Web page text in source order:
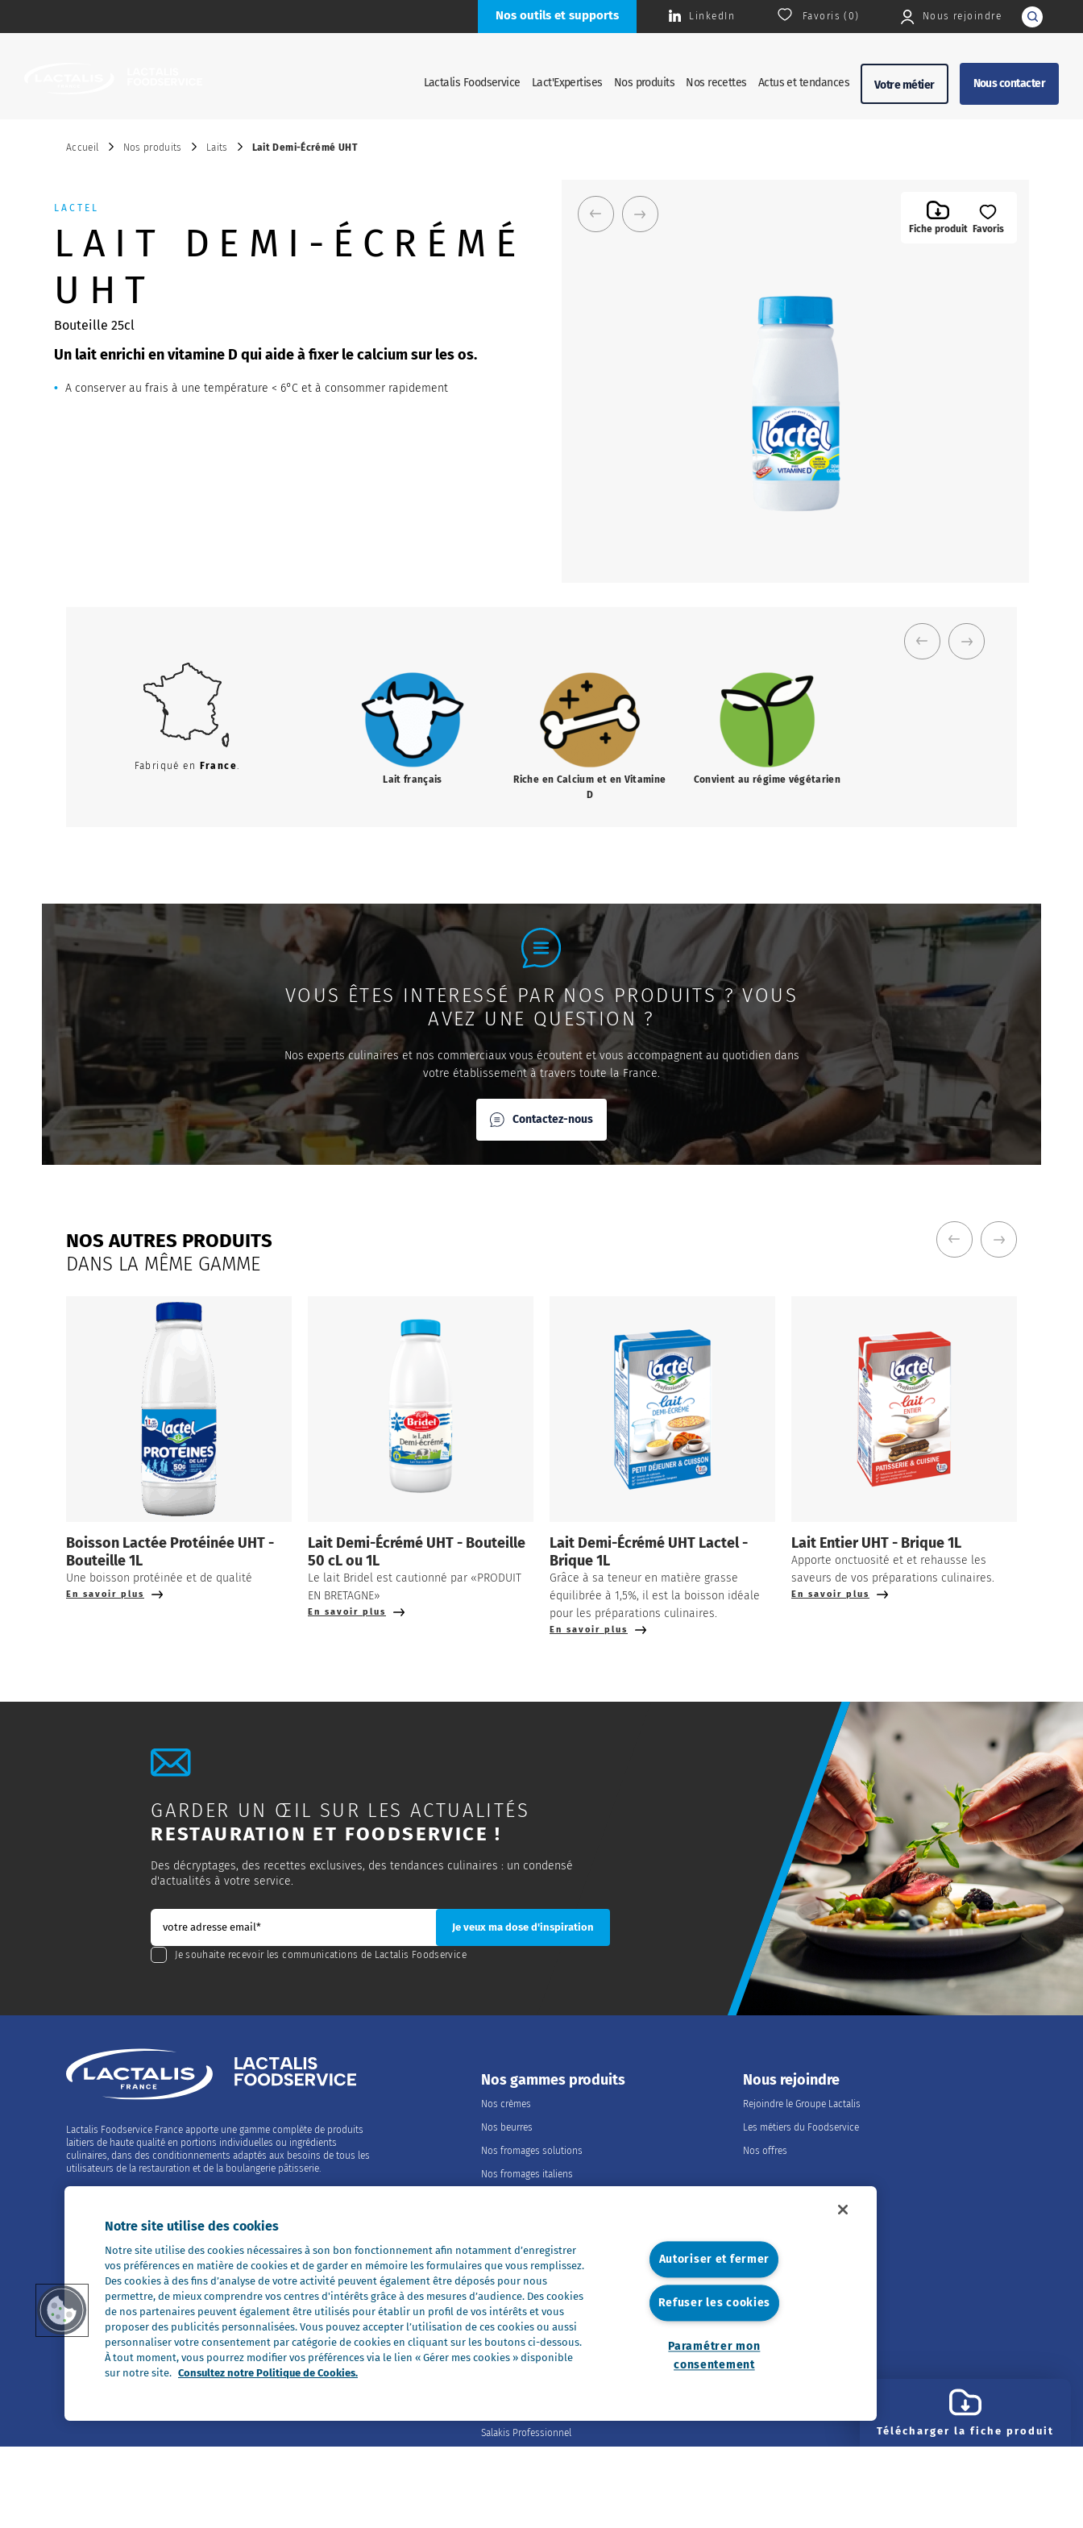
Nos outils et supports LinkedIn Favoris ( 0 ) Nous rejoindre
Lactalis Foodservice Lact'Expertises Nos produits Nos recettes Actus et tendances Votre métier Nous contacter
Accueil Nos produits Laits Lait Demi-Écrémé UHT
LACTEL
LAIT DEMI-ÉCRÉMÉ
UHT
Bouteille 25cl
Un lait enrichi en vitamine D qui aide à fixer le calcium sur les os.
A conserver au frais à une température < 6°C et à consommer rapidement
Fiche produit Favoris
Fabriqué en France.
Lait français
Riche en Calcium et en Vitamine
D
Convient au régime végétarien
VOUS ÊTES INTERESSÉ PAR NOS PRODUITS ? VOUS
AVEZ UNE QUESTION ?
Nos experts culinaires et nos commerciaux vous écoutent et vous accompagnent au quotidien dans
votre établissement à travers toute la France.
Contactez-nous
NOS AUTRES PRODUITS
DANS LA MÊME GAMME
Boisson Lactée Protéinée UHT -
Bouteille 1L
Une boisson protéinée et de qualité
En savoir plus
Lait Demi-Écrémé UHT - Bouteille
50 cL ou 1L
Le lait Bridel est cautionné par «PRODUIT
EN BRETAGNE»
En savoir plus
Lait Demi-Écrémé UHT Lactel -
Brique 1L
Grâce à sa teneur en matière grasse
équilibrée à 1,5%, il est la boisson idéale
pour les préparations culinaires.
En savoir plus
Lait Entier UHT - Brique 1L
Apporte onctuosité et et rehausse les
saveurs de vos préparations culinaires.
En savoir plus
Télécharger la fiche produit
GARDER UN ŒIL SUR LES ACTUALITÉS
RESTAURATION ET FOODSERVICE !
Des décryptages, des recettes exclusives, des tendances culinaires : un condensé
d'actualités à votre service.
Je souhaite recevoir les communications de Lactalis Foodservice
Lactalis Foodservice France apporte une gamme complète de produits
laitiers de haute qualité en portions individuelles ou ingrédients
culinaires, dans des conditionnements adaptés aux besoins de tous les
utilisateurs de la restauration et de la boulangerie pâtisserie.
02 99 26 63 33
Restons en contact
Tous nos sites
Président Professionnel
Nos gammes produits
Nos crèmes
Nos beurres
Nos fromages solutions
Nos fromages italiens
Nos préparations
Nos ultra-frais
Nos laits
Nos marques
Président Professionnel
Galbani Professionale
Salakis Professionnel
Nous rejoindre
Rejoindre le Groupe Lactalis
Les métiers du Foodservice
Nos offres
Notre site utilise des cookies
Notre site utilise des cookies nécessaires à son bon fonctionnement afin notamment d’enregistrer
vos préférences en matière de cookies et de garder en mémoire les formulaires que vous remplissez.
Des cookies à des fins d’analyse de votre activité peuvent également être déposés pour nous
permettre, de mieux comprendre vos centres d'intérêts grâce à des mesures d’audience. Des cookies
de nos partenaires peuvent également être utilisés pour établir un profil de vos intérêts et vous
proposer des publicités personnalisées. Vous pouvez accepter l’utilisation de ces cookies ou aussi
personnaliser votre consentement par catégorie de cookies en cliquant sur les boutons ci-dessous.
À tout moment, vous pourrez modifier vos préférences via le lien « Gérer mes cookies » disponible
sur notre site. Consultez notre Politique de Cookies.
Autoriser et fermer
Refuser les cookies
Paramétrer mon
consentement